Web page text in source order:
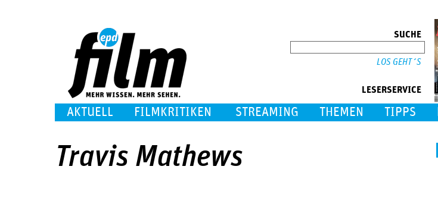
SUCHE
LESERSERVICE
AKTUELL FILMKRITIKEN STREAMING THEMEN TIPPS
Travis Mathews